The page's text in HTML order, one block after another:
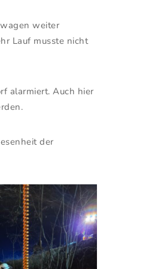
weiter
Lauf musste nicht
alarmiert. Auch hier
der